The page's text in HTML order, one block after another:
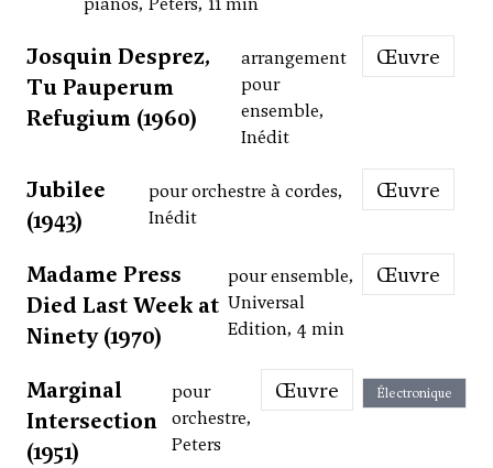
Josquin Desprez,
Tu Pauperum
Refugium (1960)
arrangement
pour
ensemble,
Inédit
Œuvre
Jubilee
(1943)
pour orchestre à cordes,
Inédit
Œuvre
Madame Press
Died Last Week at
Ninety (1970)
pour ensemble,
Universal
Edition, 4 min
Œuvre
Marginal
Intersection
(1951)
pour
orchestre,
Peters
Œuvre Électronique